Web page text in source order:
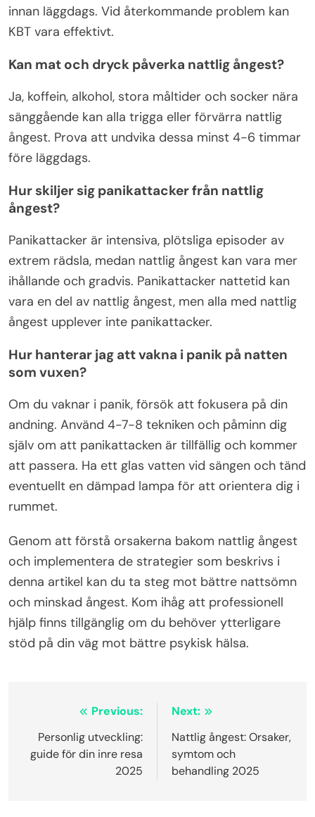
innan läggdags. Vid återkommande problem kan
KBT vara effektivt.
Kan mat och dryck påverka nattlig ångest?
Ja, koffein, alkohol, stora måltider och socker nära
sänggående kan alla trigga eller förvärra nattlig
ångest. Prova att undvika dessa minst 4-6 timmar
före läggdags.
Hur skiljer sig panikattacker från nattlig
ångest?
Panikattacker är intensiva, plötsliga episoder av
extrem rädsla, medan nattlig ångest kan vara mer
ihållande och gradvis. Panikattacker nattetid kan
vara en del av nattlig ångest, men alla med nattlig
ångest upplever inte panikattacker.
Hur hanterar jag att vakna i panik på natten
som vuxen?
Om du vaknar i panik, försök att fokusera på din
andning. Använd 4-7-8 tekniken och påminn dig
själv om att panikattacken är tillfällig och kommer
att passera. Ha ett glas vatten vid sängen och tänd
eventuellt en dämpad lampa för att orientera dig i
rummet.
Genom att förstå orsakerna bakom nattlig ångest
och implementera de strategier som beskrivs i
denna artikel kan du ta steg mot bättre nattsömn
och minskad ångest. Kom ihåg att professionell
hjälp finns tillgänglig om du behöver ytterligare
stöd på din väg mot bättre psykisk hälsa.
Inläggsnavigering
Previous:
Personlig utveckling:
guide för din inre resa
2025
Next:
Nattlig ångest: Orsaker,
symtom och
behandling 2025